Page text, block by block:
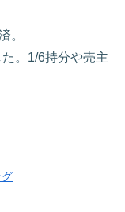
。
。1/6持分や売主